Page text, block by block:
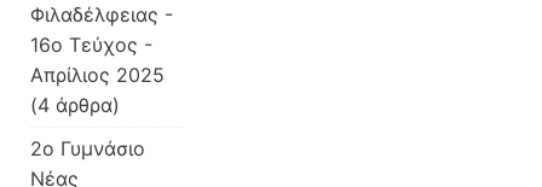
Φιλαδέλφειας -
16ο Τεύχος -
Απρίλιος 2025
(4 άρθρα)
2o Γυμνάσιο
Νέας